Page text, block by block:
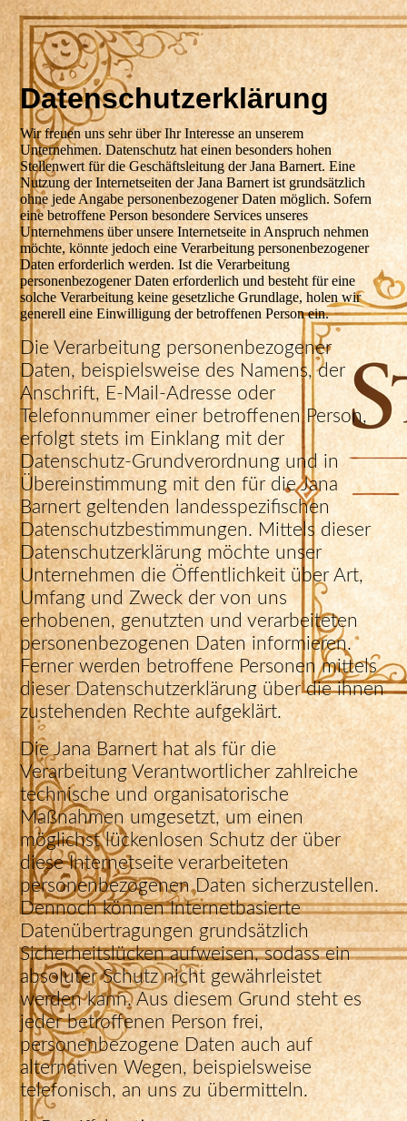
Datenschutzerklärung
Wir freuen uns sehr über Ihr Interesse an unserem
Unternehmen. Datenschutz hat einen besonders hohen
Stellenwert für die Geschäftsleitung der Jana Barnert. Eine
Nutzung der Internetseiten der Jana Barnert ist grundsätzlich
ohne jede Angabe personenbezogener Daten möglich. Sofern
eine betroffene Person besondere Services unseres
Unternehmens über unsere Internetseite in Anspruch nehmen
möchte, könnte jedoch eine Verarbeitung personenbezogener
Daten erforderlich werden. Ist die Verarbeitung
personenbezogener Daten erforderlich und besteht für eine
solche Verarbeitung keine gesetzliche Grundlage, holen wir
generell eine Einwilligung der betroffenen Person ein.
Die Verarbeitung personenbezogener
Daten, beispielsweise des Namens, der
Anschrift, E-Mail-Adresse oder
Telefonnummer einer betroffenen Person,
erfolgt stets im Einklang mit der
Datenschutz-Grundverordnung und in
Übereinstimmung mit den für die Jana
Barnert geltenden landesspezifischen
Datenschutzbestimmungen. Mittels dieser
Datenschutzerklärung möchte unser
Unternehmen die Öffentlichkeit über Art,
Umfang und Zweck der von uns
erhobenen, genutzten und verarbeiteten
personenbezogenen Daten informieren.
Ferner werden betroffene Personen mittels
dieser Datenschutzerklärung über die ihnen
zustehenden Rechte aufgeklärt.
Die Jana Barnert hat als für die
Verarbeitung Verantwortlicher zahlreiche
technische und organisatorische
Maßnahmen umgesetzt, um einen
möglichst lückenlosen Schutz der über
diese Internetseite verarbeiteten
personenbezogenen Daten sicherzustellen.
Dennoch können Internetbasierte
Datenübertragungen grundsätzlich
Sicherheitslücken aufweisen, sodass ein
absoluter Schutz nicht gewährleistet
werden kann. Aus diesem Grund steht es
jeder betroffenen Person frei,
personenbezogene Daten auch auf
alternativen Wegen, beispielsweise
telefonisch, an uns zu übermitteln.